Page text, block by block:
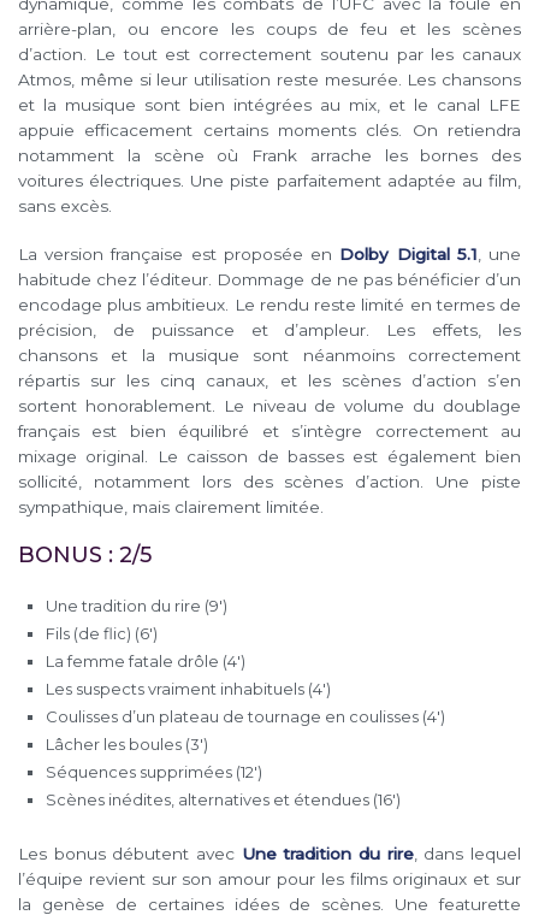
arrière-plan, ou encore les coups de feu et les scènes
d’action. Le tout est correctement soutenu par les canaux
Atmos, même si leur utilisation reste mesurée. Les chansons
et la musique sont bien intégrées au mix, et le canal LFE
appuie efficacement certains moments clés. On retiendra
notamment la scène où Frank arrache les bornes des
voitures électriques. Une piste parfaitement adaptée au film,
sans excès.
La version française est proposée en Dolby Digital 5.1 , une
habitude chez l’éditeur. Dommage de ne pas bénéficier d’un
encodage plus ambitieux. Le rendu reste limité en termes de
précision, de puissance et d’ampleur. Les effets, les
chansons et la musique sont néanmoins correctement
répartis sur les cinq canaux, et les scènes d’action s’en
sortent honorablement. Le niveau de volume du doublage
français est bien équilibré et s’intègre correctement au
mixage original. Le caisson de basses est également bien
sollicité, notamment lors des scènes d’action. Une piste
sympathique, mais clairement limitée.
BONUS : 2/5
Une tradition du rire (9′)
Fils (de flic) (6′)
La femme fatale drôle (4′)
Les suspects vraiment inhabituels (4′)
Coulisses d’un plateau de tournage en coulisses (4′)
Lâcher les boules (3′)
Séquences supprimées (12′)
Scènes inédites, alternatives et étendues (16′)
Les bonus débutent avec Une tradition du rire, dans lequel
l’équipe revient sur son amour pour les films originaux et sur
la genèse de certaines idées de scènes. Une featurette